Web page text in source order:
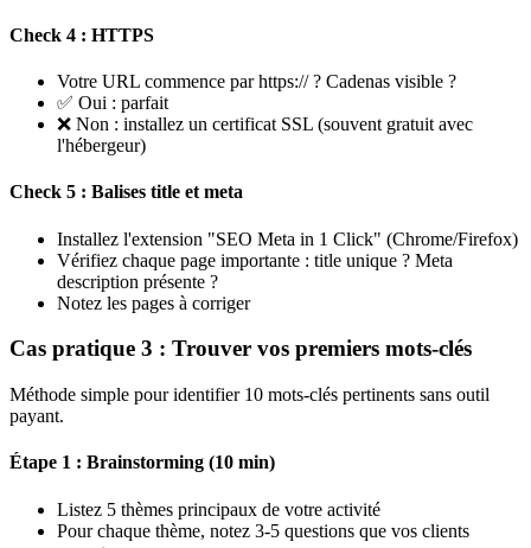
Check 4 : HTTPS
Votre URL commence par https:// ? Cadenas visible ?
✅ Oui : parfait
❌ Non : installez un certificat SSL (souvent gratuit avec
l'hébergeur)
Check 5 : Balises title et meta
Installez l'extension "SEO Meta in 1 Click" (Chrome/Firefox)
Vérifiez chaque page importante : title unique ? Meta
description présente ?
Notez les pages à corriger
Cas pratique 3 : Trouver vos premiers mots-clés
Méthode simple pour identifier 10 mots-clés pertinents sans outil
payant.
Étape 1 : Brainstorming (10 min)
Listez 5 thèmes principaux de votre activité
Pour chaque thème, notez 3-5 questions que vos clients